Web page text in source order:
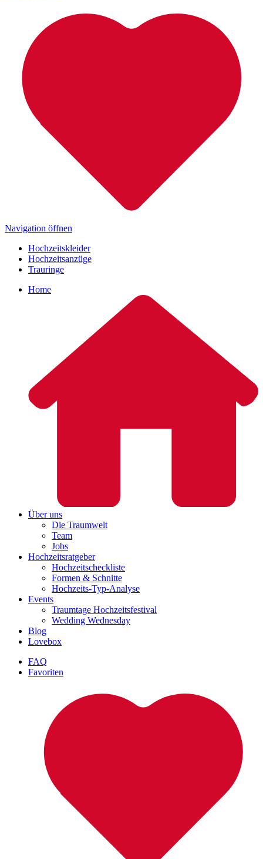
Navigation öffnen
Hochzeitskleider
Hochzeitsanzüge
Trauringe
Home
Über uns
Die Traumwelt
Team
Jobs
Hochzeitsratgeber
Hochzeitscheckliste
Formen & Schnitte
Hochzeits-Typ-Analyse
Events
Traumtage Hochzeitsfestival
Wedding Wednesday
Blog
Lovebox
FAQ
Favoriten